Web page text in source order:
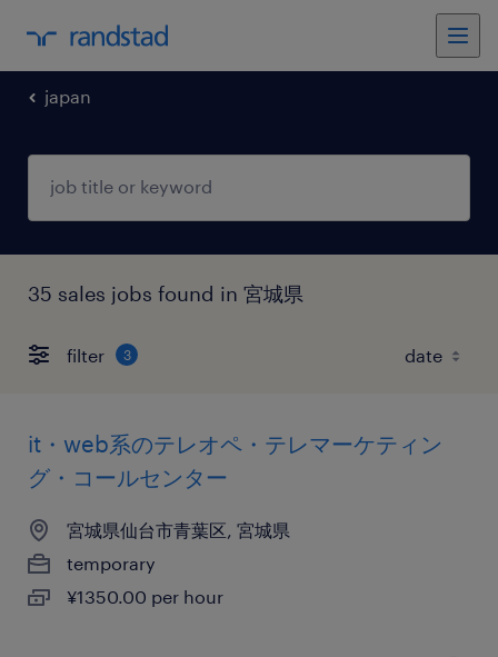
japan
35 sales jobs found in 宮城県
filter 3
it・web系のテレオペ・テレマーケティン
グ・コールセンター
宮城県仙台市青葉区, 宮城県
temporary
¥1350.00 per hour